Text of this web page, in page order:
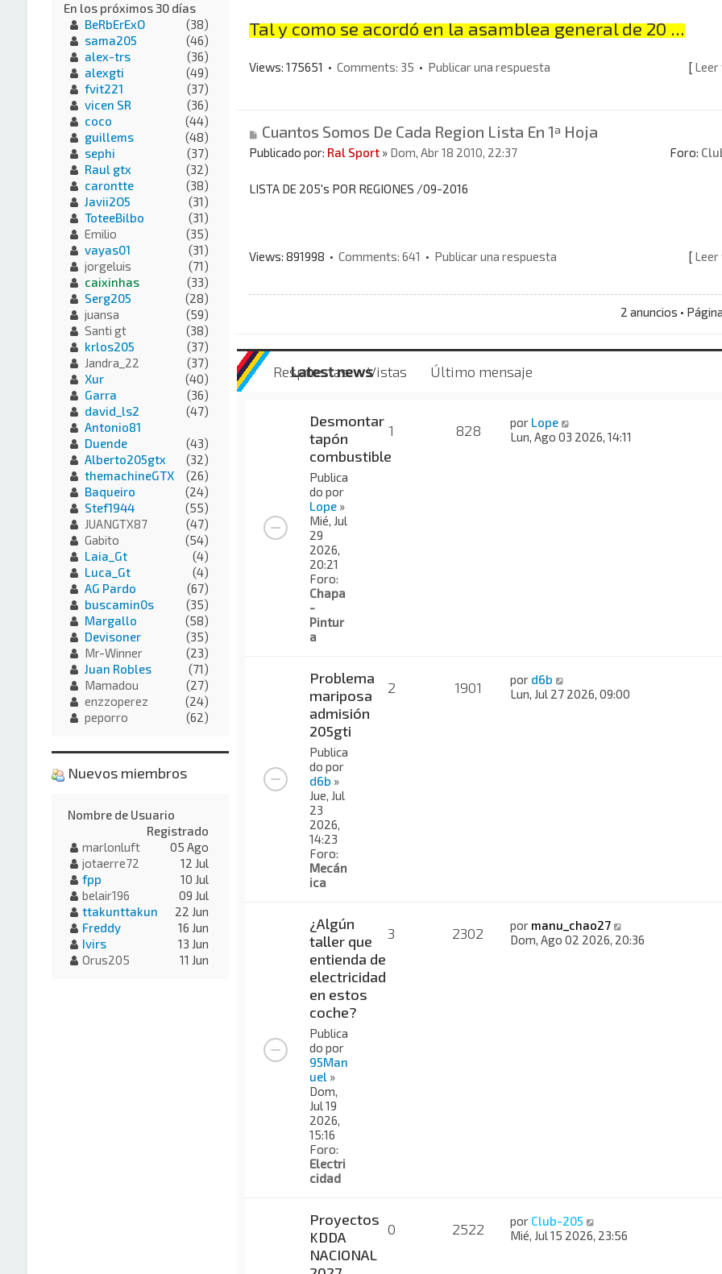
Tal y como se acordó en la asamblea general de 20 ...
Views: 175651 • Comments: 35 • Publicar una respuesta [
Cuantos Somos De Cada Region Lista En 1ª Hoja
Publicado por: Ral Sport» Dom, Abr 18 2010, 22:37 Foro:
LISTA DE 205's POR REGIONES /09-2016
Views: 891998 • Comments: 641 • Publicar una respuesta [
2 anuncios •
Latest news
Respuestas Vistas Último mensaje
Desmontar
tapón
combustible
Publica
do por
Lope»
Mié, Jul
29
2026,
20:21
Foro:
Chapa
-
Pintur
a
1 828 por Lope
e
Lun, Ago 03 2026, 14:11
Problema
mariposa
admisión
205gti
Publica
do por
d6b »
Jue, Jul
23
2026,
14:23
Foro:
Mecán
ica
2 1901 por d6b
e
Lun, Jul 27 2026, 09:00
¿Algún
taller que
entienda de
electricidad
en estos
coche?
Publica
do por
95Man
uel »
Dom,
Jul 19
2026,
15:16
Foro:
Electri
cidad
3 2302 por manu_chao27
e
Dom, Ago 02 2026, 20:36
Proyectos
KDDA
NACIONAL
0 2522 por Club-205
e
Mié, Jul 15 2026, 23:56
En los próximos 30 días
BeRbErExO
(38)
sama205
(46)
alex-trs
(36)
alexgti
(49)
fvit221
(37)
vicen SR
(36)
coco
(44)
guillems
(48)
sephi
(37)
Raul gtx
(32)
carontte
(38)
Javii2O5
(31)
ToteeBilbo
(31)
Emilio
(35)
vayas01
(31)
jorgeluis
(71)
caixinhas
(33)
Serg205
(28)
juansa
(59)
Santi gt
(38)
krlos205
(37)
Jandra_22
(37)
Xur
(40)
Garra
(36)
david_ls2
(47)
Antonio81
Duende
(43)
Alberto205gtx
(32)
themachineGTX
(26)
Baqueiro
(24)
Stef1944
(55)
JUANGTX87
(47)
Gabito
(54)
Laia_Gt
(4)
Luca_Gt
(4)
AG Pardo
(67)
buscamin0s
(35)
Margallo
(58)
Devisoner
(35)
Mr-Winner
(23)
Juan Robles
(71)
Mamadou
(27)
enzzoperez
(24)
peporro
(62)
Nuevos miembros
Nombre de Usuario
Registrado
marlonluft
05 Ago
jotaerre72
12 Jul
fpp
10 Jul
belair196
09 Jul
ttakunttakun
22 Jun
Freddy
16 Jun
Ivirs
13 Jun
Orus205
11 Jun